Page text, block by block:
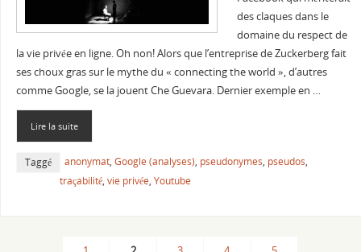
des claques dans le
domaine du respect de
la vie privée en ligne. Oh non! Alors que l’entreprise de Zuckerberg fait
ses choux gras sur le mythe du « connecting the world », d’autres
comme Google, se la jouent Che Guevara. Dernier exemple en …
Lire la suite
Taggé anonymat, Google (analyses), pseudonymes, pseudos,
traçabilité, vie privée, Youtube